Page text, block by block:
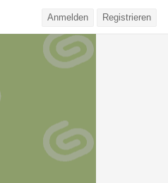
Anmelden Registrieren